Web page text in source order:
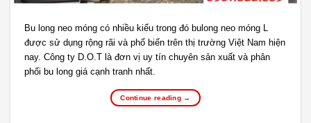
Bu long neo móng có nhiều kiểu trong đó bulong neo móng L
được sử dụng rộng rãi và phổ biến trên thị trường Việt Nam hiện
nay. Công ty D.O.T là đơn vị uy tín chuyên sản xuất và phân
phối bu long giá cạnh tranh nhất.
Continue reading →